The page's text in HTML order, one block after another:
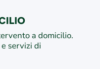
a domicilio.
servizi di